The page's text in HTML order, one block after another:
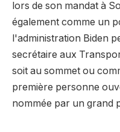
lors de son mandat à
également comme un
l'administration Biden
secrétaire aux
soit au sommet ou
première personne
nommée par un grand